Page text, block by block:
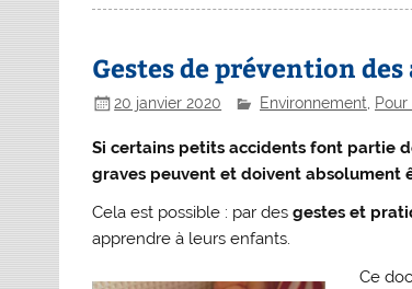
Gestes de prévention
20 janvier 2020 Environnement Pour
Si certains petits accidents font partie
graves peuvent et doivent absolument
Cela est possible : par desgestes et
apprendre à leurs enfants.
Ce